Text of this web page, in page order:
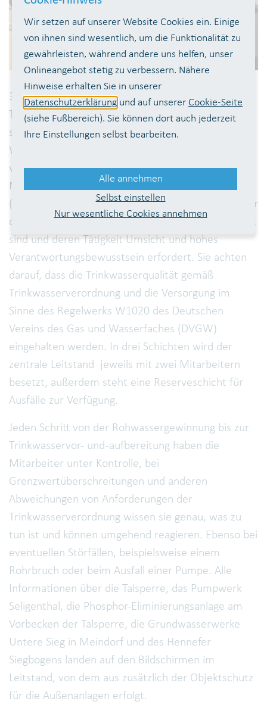
365 Tage im Jahr, rund um die Uhr, muss die
Trinkwasserversorgung der Bevölkerung
sichergestellt sein. So natürlich auch an den
Weihnachtstagen, Silvester und Neujahr. Einen
wesentlichen Beitrag dazu leisten erfahrene
Mitarbeiter des Wahnbachtalsperrenverbandes
(WTV) im zentralen Leitstand Siegelsknippen, die für
diese verantwortungsvolle Aufgabe speziell geschult
sind und deren Tätigkeit Umsicht und hohes
Verantwortungsbewusstsein erfordert. Sie achten
darauf, dass die Trinkwasserqualität gemäß
Trinkwasserverordnung und die Versorgung im
Sinne des Regelwerks W1020 des Deutschen
Vereins des Gas und Wasserfaches (DVGW)
eingehalten werden. In drei Schichten wird der
zentrale Leitstand jeweils mit zwei Mitarbeitern
besetzt, außerdem steht eine Reserveschicht für
Ausfälle zur Verfügung.
Jeden Schritt von der Rohwassergewinnung bis zur
Trinkwasservor- und -aufbereitung haben die
Mitarbeiter unter Kontrolle, bei
Grenzwertüberschreitungen und anderen
Abweichungen von Anforderungen der
Trinkwasserverordnung wissen sie genau, was zu
tun ist und können umgehend reagieren. Ebenso bei
eventuellen Störfällen, beispielsweise einem
Rohrbruch oder beim Ausfall einer Pumpe. Alle
Informationen über die Talsperre, das Pumpwerk
Seligenthal, die Phosphor-Eliminierungsanlage am
Vorbecken der Talsperre, die Grundwasserwerke
Untere Sieg in Meindorf und des Hennefer
Siegbogens landen auf den Bildschirmen im
Leitstand, von dem aus zusätzlich der Objektschutz
für die Außenanlagen erfolgt.
Wir setzen auf unserer Website Cookies ein. Einige
von ihnen sind wesentlich, um die Funktionalität zu
gewährleisten, während andere uns helfen, unser
Onlineangebot stetig zu verbessern. Nähere
Hinweise erhalten Sie in unserer
Datenschutzerklärung und auf unserer Cookie-Seite
(siehe Fußbereich). Sie können dort auch jederzeit
Ihre Einstellungen selbst bearbeiten.
Alle annehmen
Selbst einstellen
Nur wesentliche Cookies annehmen